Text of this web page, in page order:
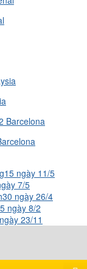
ngày 11/5
7/5
ngày 26/4
ngày 8/2
23/11